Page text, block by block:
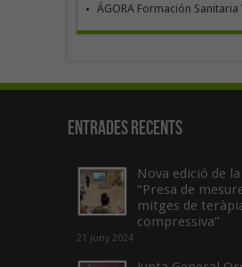
ÁGORA Formación Sanitaria
Entrades recents
Nova edició de
“Presa de
mitges de
compressiva”
21 juny 2024